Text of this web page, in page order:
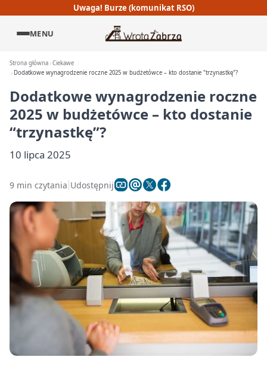
Uwaga! Burze (komunikat RSO)
MENU
Strona główna Ciekawe
Dodatkowe wynagrodzenie roczne 2025 w budżetówce – kto dostanie "trzynastkę"?
Dodatkowe wynagrodzenie roczne
2025 w budżetówce – kto dostanie
“trzynastkę”?
10 lipca 2025
9 min czytania Udostępnij